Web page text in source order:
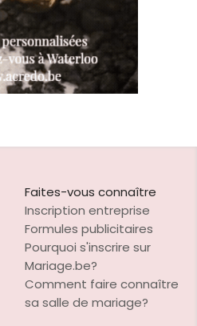
Faites-vous connaître
Inscription entreprise
Formules publicitaires
Pourquoi s'inscrire sur
Mariage.be?
Comment faire connaître
sa salle de mariage?